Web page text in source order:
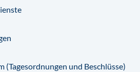
(Tagesordnungen und Beschlüsse)